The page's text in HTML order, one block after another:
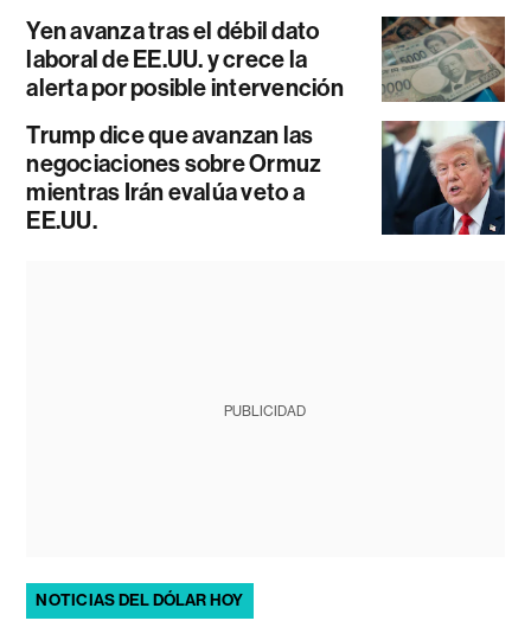
Yen avanza tras el débil dato
laboral de EE.UU. y crece la
alerta por posible intervención
Trump dice que avanzan las
negociaciones sobre Ormuz
mientras Irán evalúa veto a
EE.UU.
PUBLICIDAD
NOTICIAS DEL DÓLAR HOY